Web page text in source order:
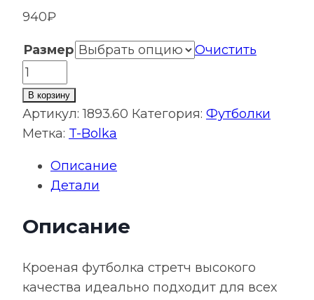
940₽
Размер
Очистить
Количество
товара
Футболка
мужская
bolka
Stretch,
В корзину
Артикул:1893.60 Категория: Футболки
Метка: T-Bolka
Описание
Детали
Описание
Кроеная футболка стретч высокого
качества идеально подходит для всех